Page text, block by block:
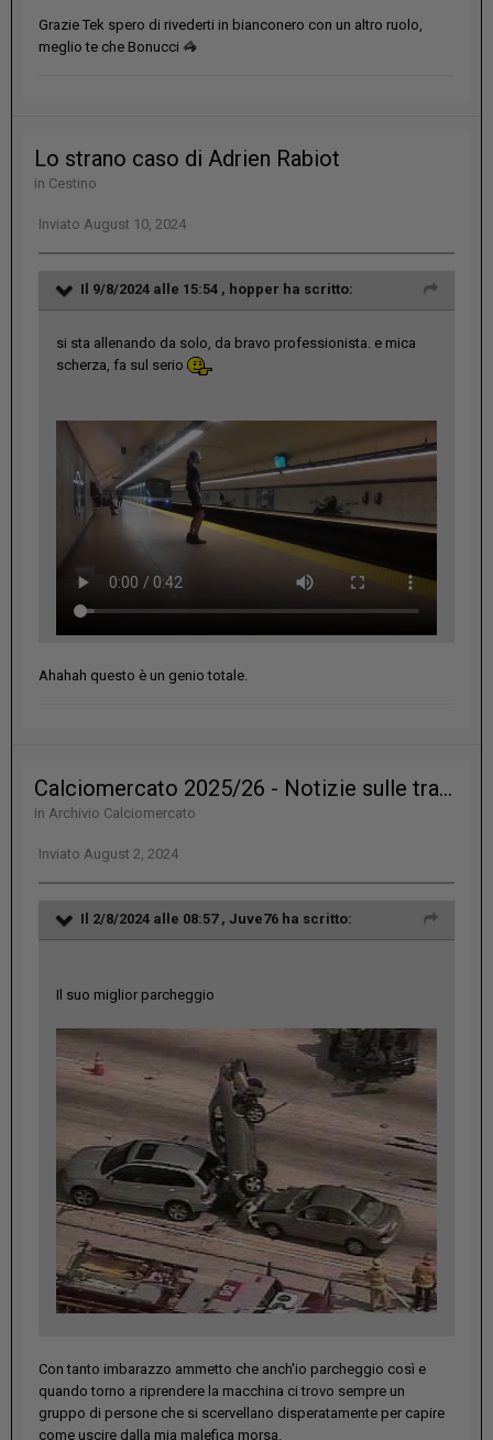
Grazie Tek spero di rivederti in bianconero con un altro ruolo,
meglio te che Bonucci 🦓
Lo strano caso di Adrien Rabiot
in Cestino
Inviato August 10, 2024
Il 9/8/2024 alle 15:54 , hopper ha scritto:
si sta allenando da solo, da bravo professionista. e mica
scherza, fa sul serio
Ahahah questo è un genio totale.
Calciomercato 2025/26 - Notizie sulle trattative?
in Archivio Calciomercato
Inviato August 2, 2024
Il 2/8/2024 alle 08:57 , Juve76 ha scritto:
Il suo miglior parcheggio
Con tanto imbarazzo ammetto che anch'io parcheggio così e
quando torno a riprendere la macchina ci trovo sempre un
gruppo di persone che si scervellano disperatamente per capire
come uscire dalla mia malefica morsa.